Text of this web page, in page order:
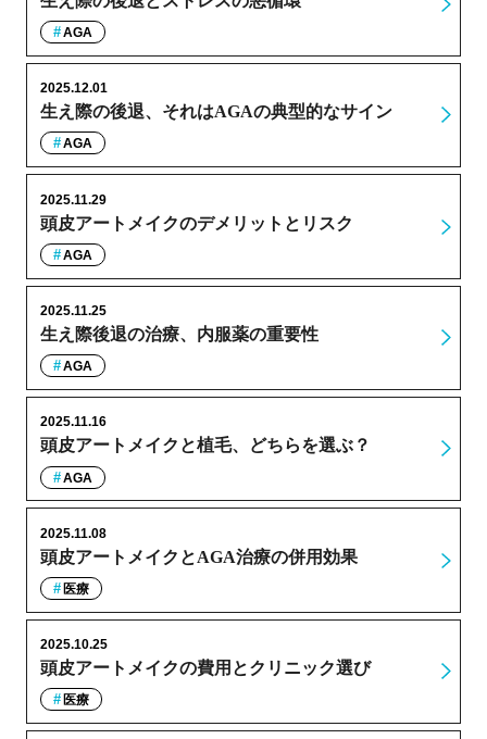
AGA
生え際の後退、それはAGAの典型的なサイン
2025.12.01
AGA
頭皮アートメイクのデメリットとリスク
2025.11.29
AGA
生え際後退の治療、内服薬の重要性
2025.11.25
AGA
頭皮アートメイクと植毛、どちらを選ぶ？
2025.11.16
AGA
頭皮アートメイクとAGA治療の併用効果
2025.11.08
医療
頭皮アートメイクの費用とクリニック選び
2025.10.25
医療